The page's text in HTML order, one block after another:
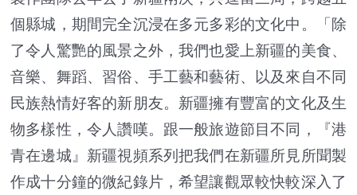
個縣城，期間完全沉浸在多元多彩的文化中。「除
了令人驚艷的風景之外，我們也愛上新疆的美食、
音樂、舞蹈、習俗、手工藝和藝術、以及來自不同
民族熱情好客的新朋友。新疆擁有豐富的文化及生
物多樣性，令人讚嘆。跟一般旅遊節目不同，『港
青在邊城』新疆視頻系列把我們在新疆所見所聞製
作成十分鐘的微紀錄片，希望讓觀眾較快較深入了